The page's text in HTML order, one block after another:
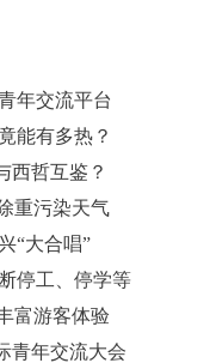
年交流平台
能有多热？
西哲互鉴？
重污染天气
“大合唱”
停工、停学等
富游客体验
青年交流大会